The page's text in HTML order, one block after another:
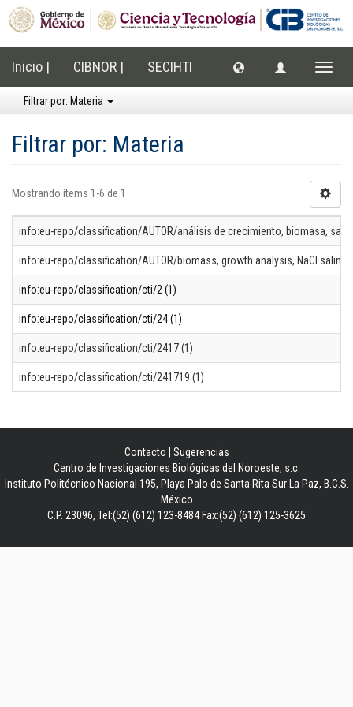
Inicio | CIBNOR | SECIHTI
Filtrar por: Materia
Filtrar por: Materia
Mostrando ítems 1-6 de 1
info:eu-repo/classification/AUTOR/análisis de crecimiento, biomasa,
info:eu-repo/classification/AUTOR/biomass, growth analysis, NaCl
info:eu-repo/classification/cti/2 (1)
info:eu-repo/classification/cti/24 (1)
info:eu-repo/classification/cti/2417 (1)
info:eu-repo/classification/cti/241719 (1)
Contacto
Sugerencias
Centro de Investigaciones Biológicas del Noroeste, s.c.
Instituto Politécnico Nacional 195, Playa Palo de Santa Rita Sur La Paz, B.C.S.
México
C.P. 23096, Tel:(52) (612) 123-8484 Fax:(52) (612) 125-3625